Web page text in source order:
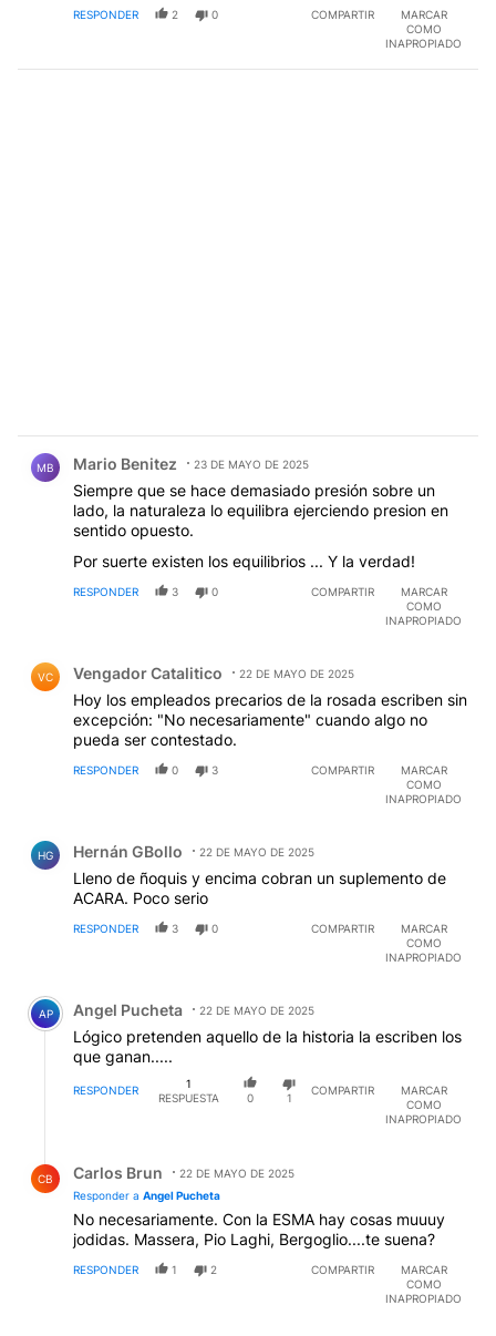
RESPONDER 2 0 COMPARTIR
MARCAR
COMO
INAPROPIADO
MB Mario Benitez 23 DE MAYO DE 2025
Siempre que se hace demasiado presión sobre un
lado, la naturaleza lo equilibra ejerciendo presion en
sentido opuesto.
Por suerte existen los equilibrios ... Y la verdad!
RESPONDER 3 0 COMPARTIR
MARCAR
COMO
INAPROPIADO
VC Vengador Catalitico 22 DE MAYO DE 2025
Hoy los empleados precarios de la rosada escriben sin
excepción: "No necesariamente" cuando algo no
pueda ser contestado.
RESPONDER 0 3 COMPARTIR
MARCAR
COMO
INAPROPIADO
HG Hernán GBollo 22 DE MAYO DE 2025
Lleno de ñoquis y encima cobran un suplemento de
ACARA. Poco serio
RESPONDER 3 0 COMPARTIR
MARCAR
COMO
INAPROPIADO
Comentario de Angel Pucheta.
AP Angel Pucheta 22 DE MAYO DE 2025
Lógico pretenden aquello de la historia la escriben los
que ganan.....
RESPONDER
1
RESPUESTA
0 1
COMPARTIR
MARCAR
COMO
INAPROPIADO
CB Carlos Brun
22 DE MAYO DE 2025
Responder a Angel Pucheta
No necesariamente. Con la ESMA hay cosas muuuy
jodidas. Massera, Pio Laghi, Bergoglio....te suena?
RESPONDER 1 2 COMPARTIR
MARCAR
COMO
INAPROPIADO